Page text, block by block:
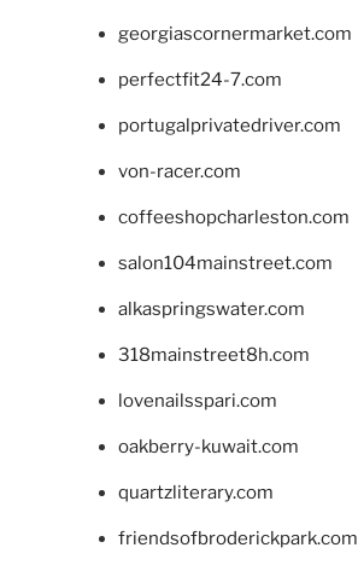
georgiascornermarket.com
perfectfit24-7.com
portugalprivatedriver.com
von-racer.com
coffeeshopcharleston.com
salon104mainstreet.com
alkaspringswater.com
318mainstreet8h.com
lovenailsspari.com
oakberry-kuwait.com
quartzliterary.com
friendsofbroderickpark.com